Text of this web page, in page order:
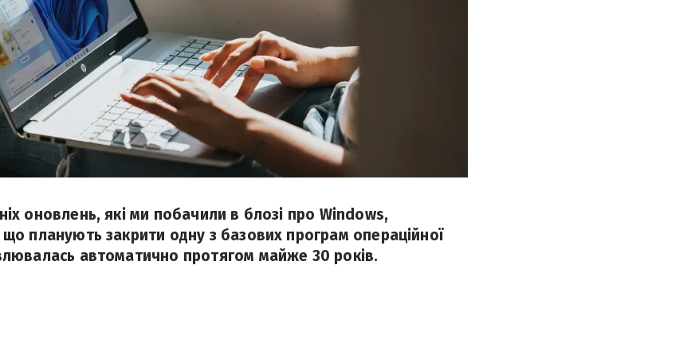
оновлень, які ми побачили в блозі про Windows,
планують закрити одну з базових програм операційної
автоматично протягом майже 30 років.